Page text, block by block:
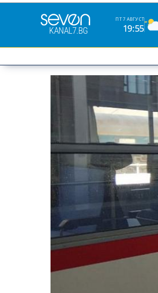
KANAL7.BG
ПТ 7 АВГУСТ
19:55